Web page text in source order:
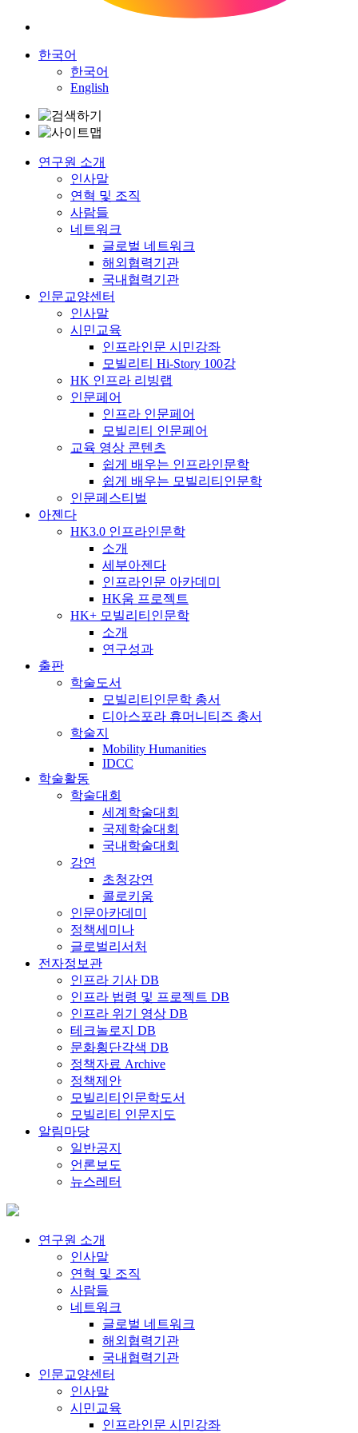
한국어
한국어
English
연구원 소개
인사말
연혁 및 조직
사람들
네트워크
글로벌 네트워크
해외협력기관
국내협력기관
인문교양센터
인사말
시민교육
인프라인문 시민강좌
모빌리티 Hi-Story 100강
HK 인프라 리빙랩
인문페어
인프라 인문페어
모빌리티 인문페어
교육 영상 콘텐츠
쉽게 배우는 인프라인문학
쉽게 배우는 모빌리티인문학
인문페스티벌
아젠다
HK3.0 인프라인문학
소개
세부아젠다
인프라인문 아카데미
HK움 프로젝트
HK+ 모빌리티인문학
소개
연구성과
출판
학술도서
모빌리티인문학 총서
디아스포라 휴머니티즈 총서
학술지
Mobility Humanities
IDCC
학술활동
학술대회
세계학술대회
국제학술대회
국내학술대회
강연
초청강연
콜로키움
인문아카데미
정책세미나
글로벌리서처
전자정보관
인프라 기사 DB
인프라 법령 및 프로젝트 DB
인프라 위기 영상 DB
테크놀로지 DB
문화횡단각색 DB
정책자료 Archive
정책제안
모빌리티인문학도서
모빌리티 인문지도
알림마당
일반공지
언론보도
뉴스레터
연구원 소개
인사말
연혁 및 조직
사람들
네트워크
글로벌 네트워크
해외협력기관
국내협력기관
인문교양센터
인사말
시민교육
인프라인문 시민강좌